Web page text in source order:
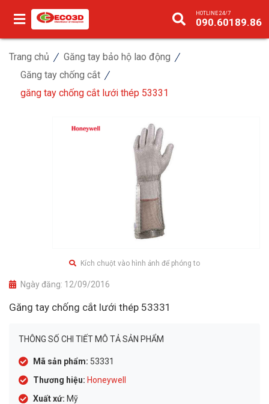
HOTLINE 24/7
090.60189.86
Trang chủ
Găng tay bảo hộ lao động
Găng tay chống cắt
găng tay chống cắt lưới thép 53331
Kích chuột vào hình ảnh để phóng to
Ngày đăng: 12/09/2016
Găng tay chống cắt lưới thép 53331
THÔNG SỐ CHI TIẾT MÔ TẢ SẢN PHẨM
Mã sản phẩm: 53331
Thương hiệu: Honeywell
Xuất xứ: Mỹ